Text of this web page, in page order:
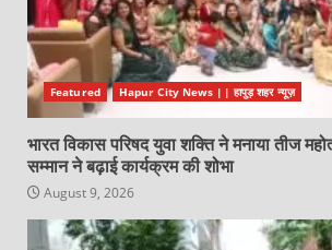
Featured Hapur City News || हापुड़ शहर न्यूज़
भारत विकास परिषद युवा शक्ति ने मनाया तीज
सम्मान ने बढ़ाई कार्यक्रम की शोभा
August 9, 2026